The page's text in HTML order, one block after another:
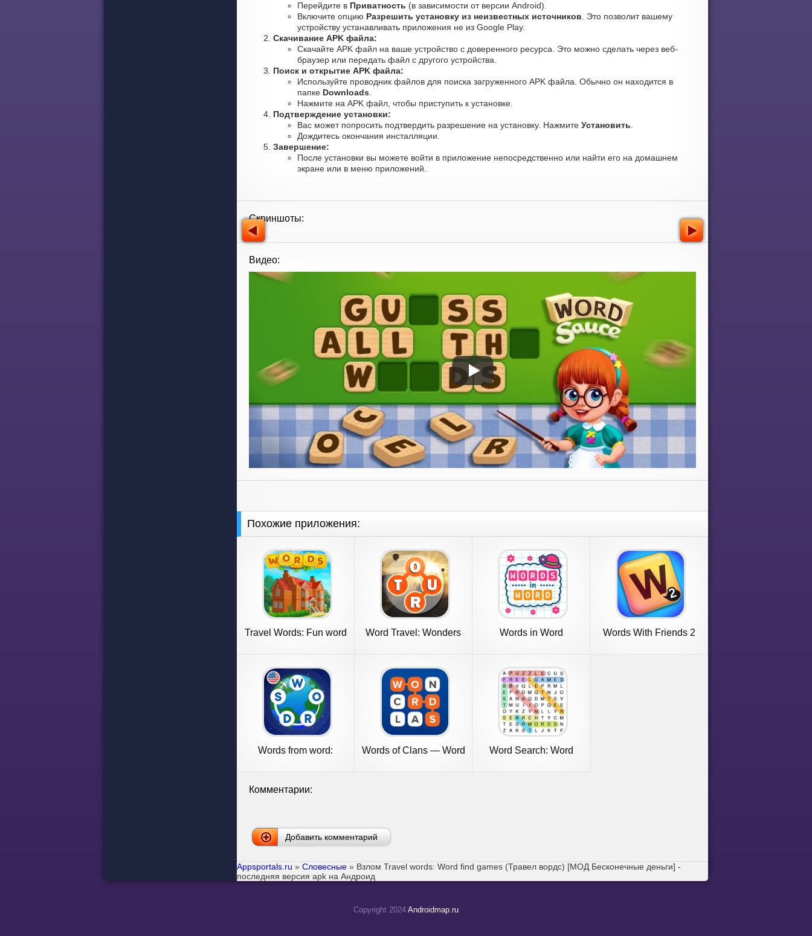
Перейдите в Приватность (в зависимости от версии Android).
Включите опцию Разрешить установку из неизвестных источников . Это позволит вашему
устройству устанавливать приложения не из Google Play.
Скачивание APK файла:
Скачайте APK файл на ваше устройство с доверенного ресурса. Это можно сделать через веб-
браузер или передать файл с другого устройства.
Поиск и открытие APK файла:
Используйте проводник файлов для поиска загруженного APK файла. Обычно он находится в
папке Downloads
Нажмите на APK файл, чтобы приступить к установке.
Подтверждение установки:
Вас может попросить подтвердить разрешение на установку. Нажмите Установить
Дождитесь окончания инсталляции.
Завершение:
После установки вы можете войти в приложение непосредственно или найти его на домашнем
экране или в меню приложений.
Скриншоты:
Видео:
Похожие приложения:
Travel Words: Fun word
Word Travel: Wonders
Words in Word
Words With Friends 2
Words from word:
Words of Clans — Word
Word Search: Word
Комментарии:
Добавить комментарий
Appsportals.ru » Словесные » Взлом Travel words: Word find games (Травел вордс) [МОД Бесконечные деньги] -
последняя версия apk на Андроид
Copyright 2024 Androidmap.ru